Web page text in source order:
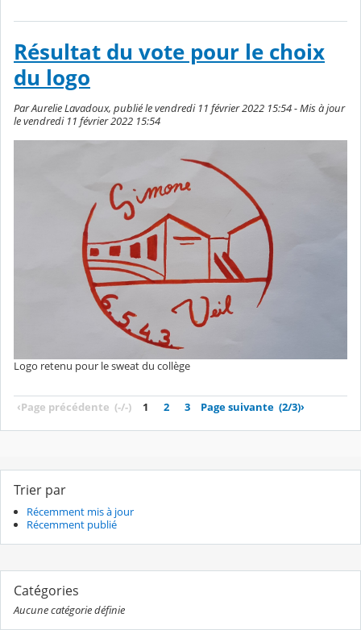
Résultat du vote pour le choix
du logo
Par Aurelie Lavadoux, publié le vendredi 11 février 2022 15:54 - Mis à jour
le vendredi 11 février 2022 15:54
Logo retenu pour le sweat du collège
‹Page précédente (-/-) 1 2 3 Page suivante (2/3)›
Trier par
Récemment mis à jour
Récemment publié
Catégories
Aucune catégorie définie